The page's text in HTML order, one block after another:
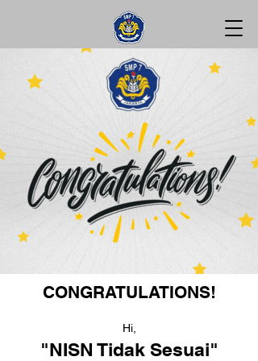
CONGRATULATIONS!
Hi,
"NISN Tidak Sesuai"